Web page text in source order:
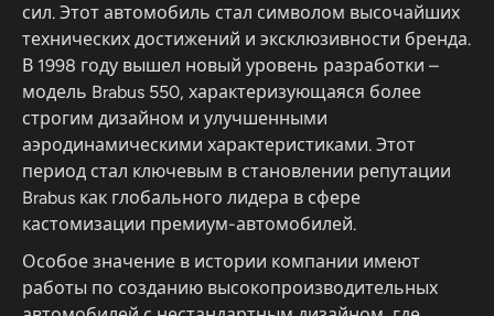
сил. Этот автомобиль стал символом высочайших
технических достижений и эксклюзивности бренда.
В 1998 году вышел новый уровень разработки –
модель Brabus 550, характеризующаяся более
строгим дизайном и улучшенными
аэродинамическими характеристиками. Этот
период стал ключевым в становлении репутации
Brabus как глобального лидера в сфере
кастомизации премиум-автомобилей.
Особое значение в истории компании имеют
работы по созданию высокопроизводительных